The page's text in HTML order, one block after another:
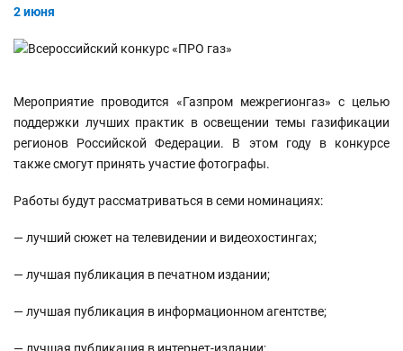
2 июня
Мероприятие проводится «Газпром межрегионгаз» с целью
поддержки лучших практик в освещении темы газификации
регионов Российской Федерации. В этом году в конкурсе
также смогут принять участие фотографы.
Работы будут рассматриваться в семи номинациях:
— лучший сюжет на телевидении и видеохостингах;
— лучшая публикация в печатном издании;
— лучшая публикация в информационном агентстве;